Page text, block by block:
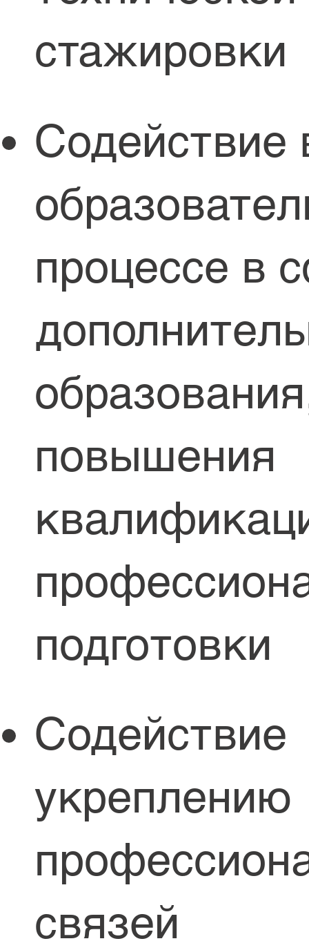
стажировки
Содействие
процессе в
повышения
подготовки
Содействие
укреплению
связей